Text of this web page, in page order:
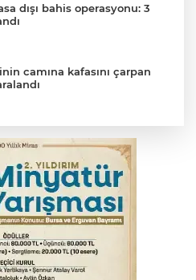
dışı bahis operasyonu: 3
camına kafasını çarpan
söndürüldü
uçtu: 2 yaralı
giderken kazada